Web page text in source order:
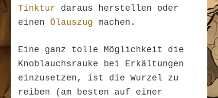
Tinktur daraus herstellen oder
einen Ölauszug machen.
Eine ganz tolle Möglichkeit die
Knoblauchsrauke bei Erkältungen
einzusetzen, ist die Wurzel zu
reiben (am besten auf einer